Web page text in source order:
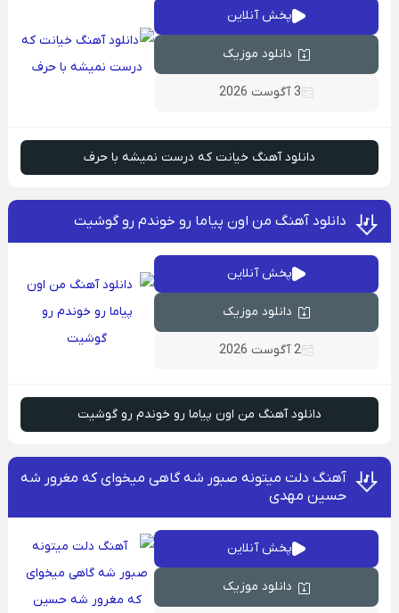
پخش آنلاین
دانلود موزیک
3 آگوست 2026
دانلود آهنگ خیانت که درست نمیشه با حرف
دانلود آهنگ من اون پیاما رو خوندم رو گوشیت
پخش آنلاین
دانلود موزیک
2 آگوست 2026
دانلود آهنگ من اون پیاما رو خوندم رو گوشیت
آهنگ دلت میتونه صبور شه گاهی میخوای که مغرور شه
حسین مهدی
پخش آنلاین
دانلود موزیک